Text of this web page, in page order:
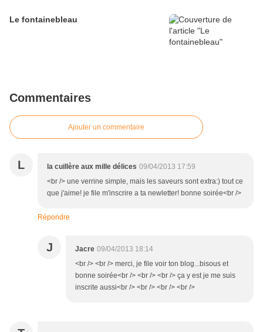
Le fontainebleau
Commentaires
Ajouter un commentaire
L la cuillère aux mille délices 09/04/2013 17:59
<br /> une verrine simple, mais les saveurs sont extra:) tout ce
que j'aime! je file m'inscrire a ta newletter! bonne soirée<br />
Répondre
J Jacre 09/04/2013 18:14
<br /> <br /> merci, je file voir ton blog...bisous et
bonne soirée<br /> <br /> <br /> ça y est je me suis
inscrite aussi<br /> <br /> <br /> <br />